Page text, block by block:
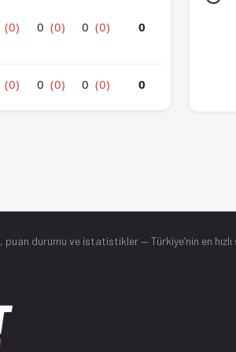
(0) 0 (0) 0 (0) 0
(0) 0 (0) 0 (0) 0
puan durumu ve istatistikler — Türkiye’nin en